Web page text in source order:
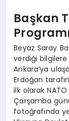
Başkan
Beyaz Saray
verdiği bilgilere
Ankara’ya
Erdoğan
ilk olarak
Çarşamba
fotoğrafında